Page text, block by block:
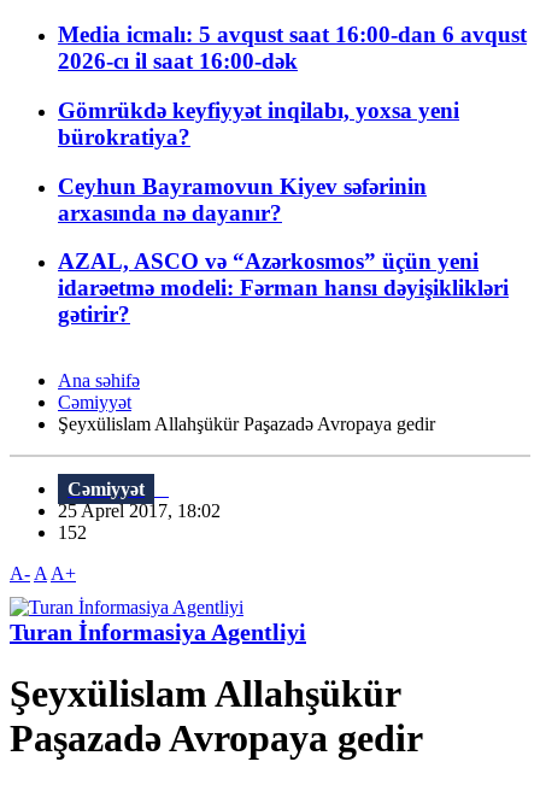
Media icmalı: 5 avqust saat 16:00-dan 6 avqust
2026-cı il saat 16:00-dək
Gömrükdə keyfiyyət inqilabı, yoxsa yeni
bürokratiya?
Ceyhun Bayramovun Kiyev səfərinin
arxasında nə dayanır?
AZAL, ASCO və “Azərkosmos” üçün yeni
idarəetmə modeli: Fərman hansı dəyişiklikləri
gətirir?
Ana səhifə
Cəmiyyət
Şeyxülislam Allahşükür Paşazadə Avropaya gedir
Cəmiyyət
25 Aprel 2017, 18:02
152
A- A A+
Turan İnformasiya Agentliyi
Şeyxülislam Allahşükür
Paşazadə Avropaya gedir